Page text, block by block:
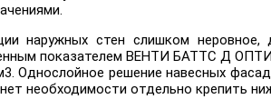
наружных стен слишком
показателем ВЕНТИ БАТТС Д
Однослойное решение навесных
необходимости отдельно крепить